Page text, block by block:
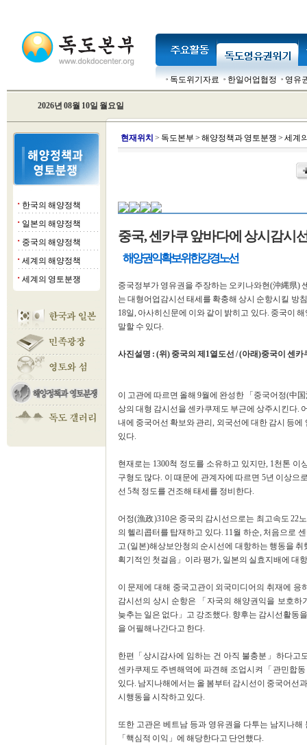
독도위기자료 한일어업협정 영유
2026년 08월 10일 월요일
■ 한국의 해양정책
■ 일본의 해양정책
■ 중국의 해양정책
■ 세계의 해양정책
■ 세계의 영토분쟁
현재위치 > 독도본부 > 해양정책과 영토분쟁 > 세계
중국, 센카쿠 앞바다에 상시감시
해양권익확보 위한 강경노선
중국정부가 영유권을 주장하는 오키나와현(沖縄県)
는 대형어업감시선 태세를 확충해 상시 순항시킬 방
18일, 아사히신문에 이와 같이 밝히고 있다. 중국이
말할 수 있다.
사진설명 : (위) 중국의 제1열도선 / (아래)중국이 센
이 고관에 따르면 올해 9월에 완성한 「중국어정(中
상의 대형 감시선을 센카쿠제도 부근에 상주시킨다.
내에 중국어선 확보와 관리, 외국선에 대한 감시 등
있다.
현재로는 1300척 정도를 소유하고 있지만, 1천톤 이
구형도 많다. 이 때문에 관계자에 따르면 5년 이상으
선 5척 정도를 건조해 태세를 정비한다.
어정(漁政)310은 중국의 감시선으로는 최고속도 22
의 헬리콥터를 탑재하고 있다. 11월 하순, 처음으로
고 (일본)해상보안청의 순시선에 대항하는 행동을
획기적인 첫걸음」이라 평가, 일본의 실효지배에 대
이 문제에 대해 중국고관이 외국미디어의 취재에 응
감시선의 상시 순항은 「자국의 해양권익을 보호하
늦추는 일은 없다」고 강조했다. 향후는 감시선활동
을 어필해나간다고 한다.
한편「상시감사에 임하는 건 아직 불충분」하다고
센카쿠제도 주변해역에 파견해 조업시켜「관민합
있다. 남지나해에서는 올 봄부터 감시선이 중국어선
시행동을 시작하고 있다.
또한 고관은 베트남 등과 영유권을 다투는 남지나
「핵심적 이익」에 해당한다고 단언했다.